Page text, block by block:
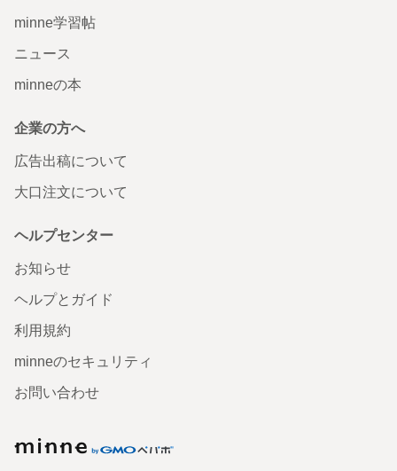
minne学習帖
ニュース
minneの本
企業の方へ
広告出稿について
大口注文について
ヘルプセンター
お知らせ
ヘルプとガイド
利用規約
minneのセキュリティ
お問い合わせ